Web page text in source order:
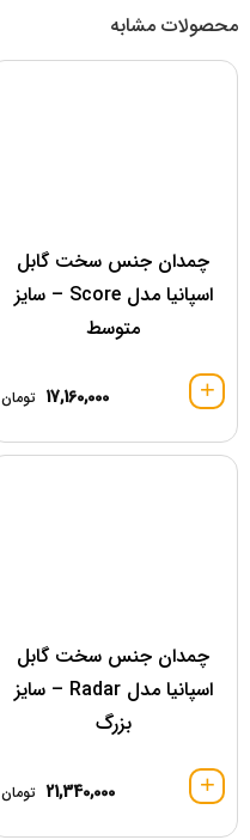
محصولات مشابه
چمدان جنس سخت گابل
اسپانیا مدل Score – سایز
متوسط
17,160,000 تومان
چمدان جنس سخت گابل
اسپانیا مدل Radar – سایز
بزرگ
21,340,000 تومان